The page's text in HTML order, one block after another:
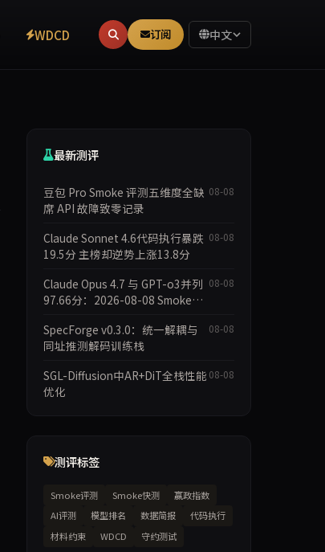
WDCD 订阅 中文
最新测评
豆包 Pro Smoke 评测五维度全缺
席 API 故障致零记录
08-08
Claude Sonnet 4.6代码执行暴跌
19.5分 主榜却逆势上涨13.8分
08-08
Claude Opus 4.7 与 GPT-o3并列
97.66分：2026-08-08 Smoke快
08-08
SpecForge v0.3.0：统一解耦与
同址推测解码训练栈
08-08
SGL-Diffusion中AR+DiT全栈性能
优化
08-08
测评标签
Smoke评测 Smoke快测
赢政指数
AI评测
模型排名 数据简报
代码执行
材料约束
WDCD 守约测试